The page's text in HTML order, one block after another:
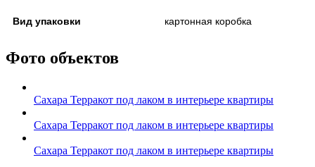
Вид упаковки картонная коробка
Фото объектов
Сахара Терракот под лаком в интерьере квартиры
Сахара Терракот под лаком в интерьере квартиры
Сахара Терракот под лаком в интерьере квартиры